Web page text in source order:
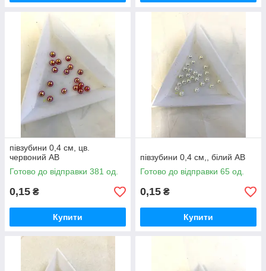
півзубини 0,4 см, цв.
червоний AB
Готово до відправки 381 од.
0,15 ₴
Купити
півзубини 0,4 см,, білий AB
Готово до відправки 65 од.
0,15 ₴
Купити